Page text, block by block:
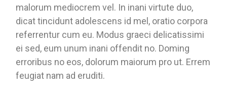
malorum mediocrem vel. In inani virtute duo,
dicat tincidunt adolescens id mel, oratio corpora
referrentur cum eu. Modus graeci delicatissimi
ei sed, eum unum inani offendit no. Doming
erroribus no eos, dolorum maiorum pro ut. Errem
feugiat nam ad eruditi.